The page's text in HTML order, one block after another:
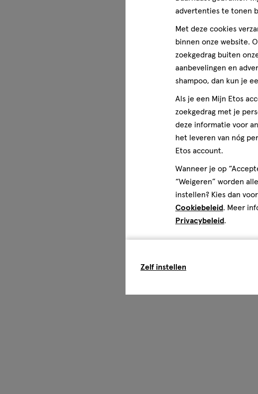
advertenties te tonen
Met deze cookies
binnen onze website.
zoekgedrag buiten
aanbevelingen en
shampoo, dan kun je
Als je een Mijn Etos
zoekgedrag met je
deze informatie voor
het leveren van nóg
Etos account.
Wanneer je op
“Weigeren” worden
instellen? Kies dan
Cookiebeleid. Meer
Privacybeleid.
Zelf instellen